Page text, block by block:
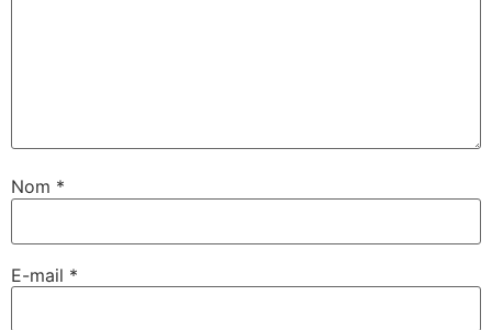
Nom *
E-mail *